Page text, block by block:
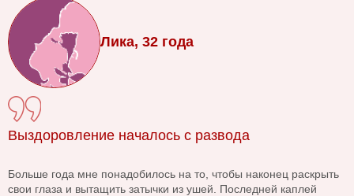
Лика, 32 года
Выздоровление началось с развода
Больше года мне понадобилось на то, чтобы наконец раскрыть
свои глаза и вытащить затычки из ушей. Последней каплей